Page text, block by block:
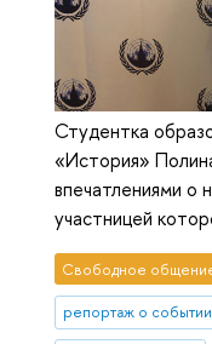
Студентка
«История»
впечатлениями
участницей
Свободное
репортаж о событии